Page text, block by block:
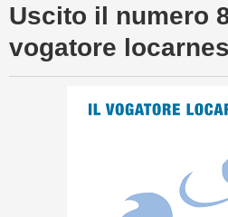
Uscito il numero
vogatore